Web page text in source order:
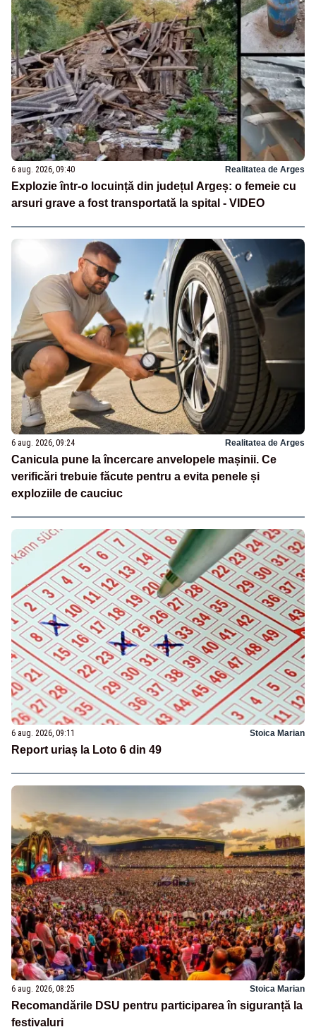
6 aug. 2026, 09:40 Realitatea de Arges
Explozie într-o locuință din județul Argeș: o femeie cu
arsuri grave a fost transportată la spital - VIDEO
6 aug. 2026, 09:24 Realitatea de Arges
Canicula pune la încercare anvelopele mașinii. Ce
verificări trebuie făcute pentru a evita penele și
exploziile de cauciuc
6 aug. 2026, 09:11 Stoica Marian
Report uriaș la Loto 6 din 49
6 aug. 2026, 08:25 Stoica Marian
Recomandările DSU pentru participarea în siguranță la
festivaluri